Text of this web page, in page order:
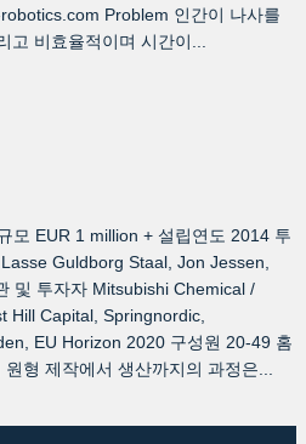
Problem 인간이 나사를
고 비효율적이며 시간이...
모 EUR 1 million + 설립연도 2014 투
Guldborg Staal, Jon Jessen,
및 투자자 Mitsubishi Chemical /
Hill Capital, Springnordic,
EU Horizon 2020 구성원 20-49 홈
형 제작에서 생산까지의 과정은...